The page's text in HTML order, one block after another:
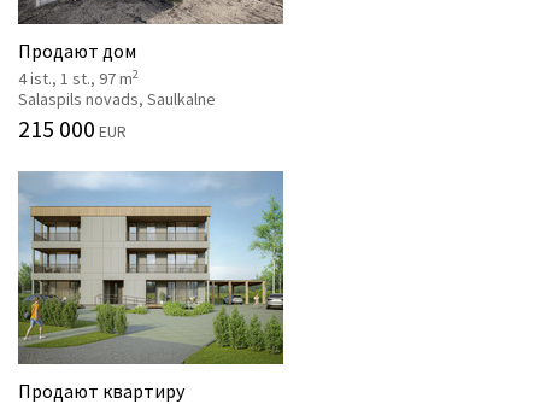
Продают дом
4 ist., 1 st., 97 m2
Salaspils novads, Saulkalne
215 000 EUR
Продают квартиру